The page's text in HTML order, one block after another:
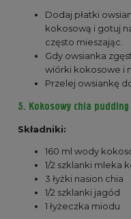
Dodaj płatki
kokosową i gotuj
często mieszając.
Gdy owsianka
wiórki kokosowe i
Przelej owsiankę
5. Kokosowy chia
Składniki:
160 ml wody
1/2 szklanki mleka
3 łyżki nasion chia
1/2 szklanki jagód
1 łyżeczka miodu